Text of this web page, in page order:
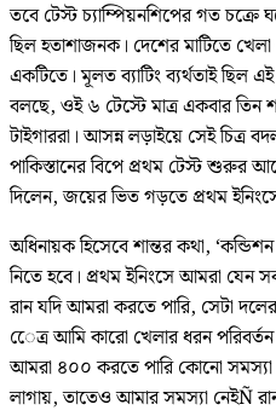
তবে টেস্ট চ্যাম্পিয়নশিপের গত চক্রে
ছিল হতাশাজনক। দেশের মাটিতে
একটিতে। মূলত ব্যাটিং ব্যর্থতাই ছিল
বলছে, ওই ৬ টেস্টে মাত্র একবার তিন
টাইগাররা। আসন্ন লড়াইয়ে সেই চিত্র
পাকিস্তানের বিপে প্রথম টেস্ট শুরুর
দিলেন, জয়ের ভিত গড়তে প্রথম
অধিনায়ক হিসেবে শান্তর কথা,
নিতে হবে। প্রথম ইনিংসে আমরা যেন
রান যদি আমরা করতে পারি, সেটা
েেত্র আমি কারো খেলার ধরন
আমরা ৪০০ করতে পারি কোনো
লাগায়, তাতেও আমার সমস্যা নেইÑ